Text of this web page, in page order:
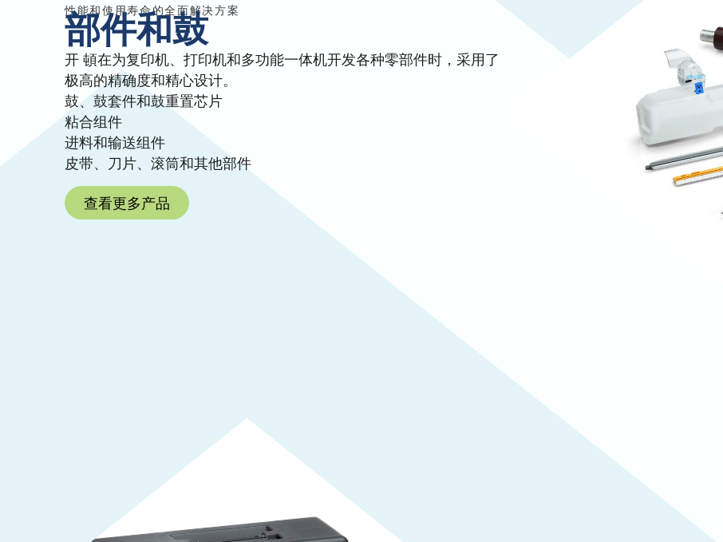
性能和使用寿命的全面解决方案
部件和鼓
开 頓在为复印机、打印机和多功能一体机开发各种零部件时，采用了
极高的精确度和精心设计。
鼓、鼓套件和鼓重置芯片
粘合组件
进料和输送组件
皮带、刀片、滚筒和其他部件
查看更多产品